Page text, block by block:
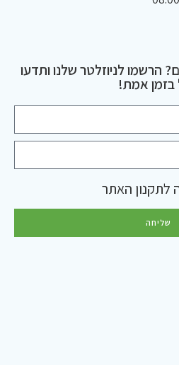
הרשמו לניוזלטר שלנו ותדעו
בזמן אמת!
לתקנון האתר
שליחה